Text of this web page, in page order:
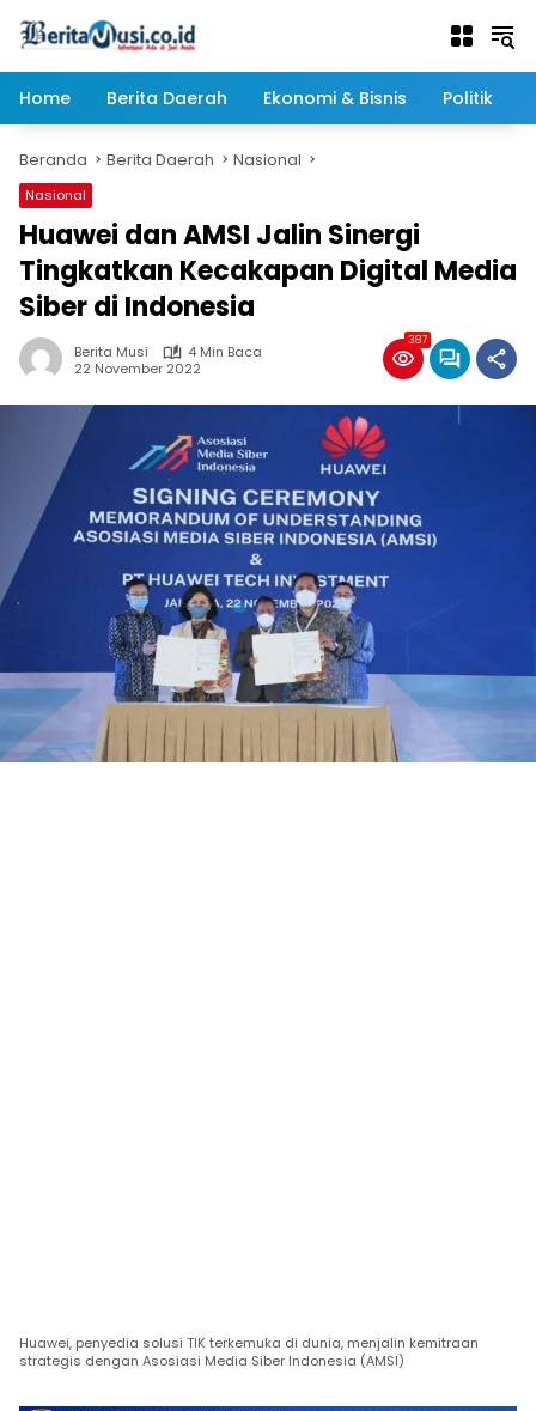
Home
Berita Daerah Ekonomi & Bisnis Politik
Beranda Berita Daerah Nasional
Nasional
Huawei dan AMSI Jalin Sinergi
Tingkatkan Kecakapan Digital Media
Siber di Indonesia
Berita Musi
4 Min Baca
22 November 2022
387
Huawei, penyedia solusi TIK terkemuka di dunia, menjalin kemitraan
strategis dengan Asosiasi Media Siber Indonesia (AMSI)